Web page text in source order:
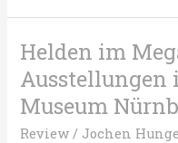
Weg
einem
Museum
der
Zukunft
Helden im
Ausstellungen
Museum
Review / Jochen